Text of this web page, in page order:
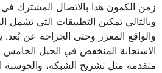
زمن الكمون هذا بالاتصال المشترك
وبالتالي تمكين التطبيقات التي تشمل
والواقع المعزز وحتى الجراحة عن
الاستجابة المنخفض في الجيل
متقدمة مثل تشريح الشبكة، والحوسبة